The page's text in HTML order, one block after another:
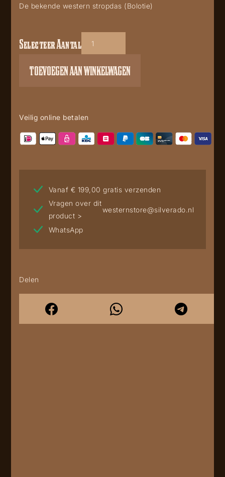
De bekende western stropdas (Bolotie)
Bolo
Selecteer Aantal
TOEVOEGEN AAN WINKELWAGEN
Veilig online betalen
Vanaf € 199,00 gratis verzenden
Vragen over dit
product >
westernstore@silverado.nl
WhatsApp
Delen